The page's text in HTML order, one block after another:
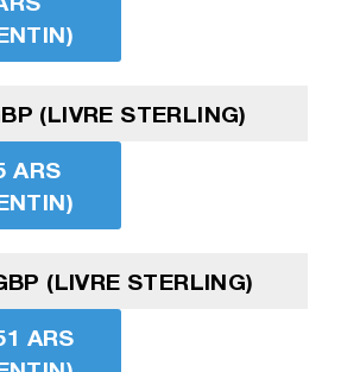
(LIVRE STERLING)
ARS
(LIVRE STERLING)
ARS